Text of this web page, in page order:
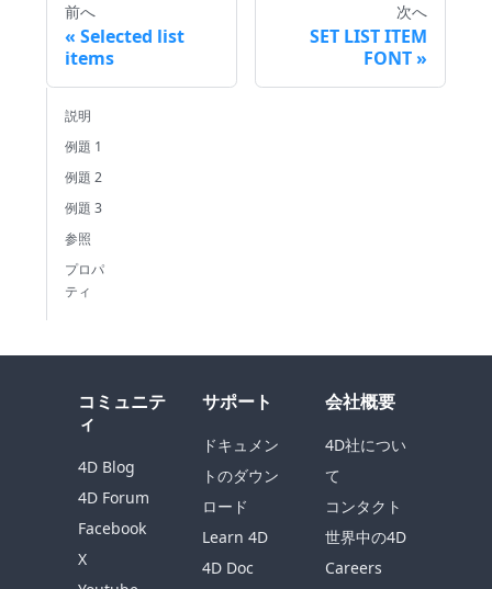
前へ
Selected list
items
次へ
SET LIST ITEM
FONT
説明
例題 1
例題 2
例題 3
参照
プロパ
ティ
コミュニテ
ィ
4D Blog
4D Forum
Facebook
X
サポート
ドキュメン
トのダウン
ロード
Learn 4D
4D Doc
会社概要
4D社につい
て
コンタクト
世界中の4D
Careers